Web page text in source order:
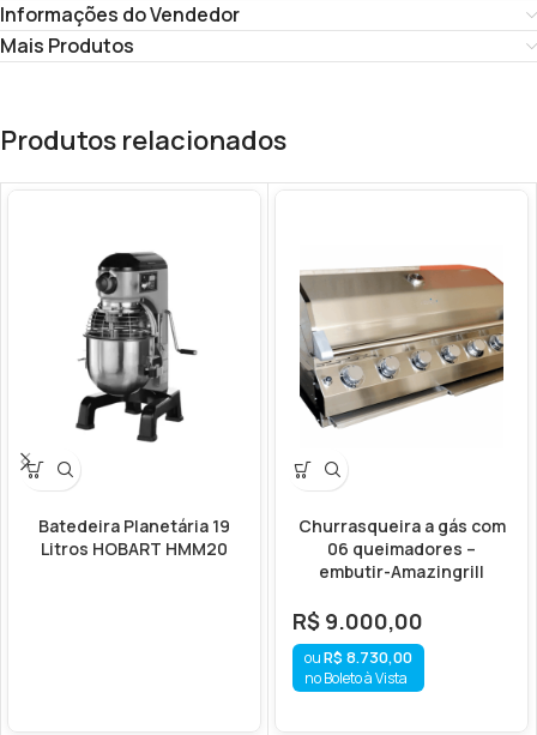
Informações do Vendedor
Mais Produtos
Produtos relacionados
Batedeira Planetária 19
Litros HOBART HMM20
Churrasqueira a gás com
06 queimadores –
embutir-Amazingrill
R$ 9.000,00
R$ 8.730,00
no Boleto à Vista